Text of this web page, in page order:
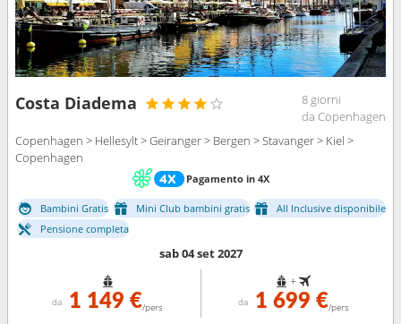
Costa Diadema
8 giorni
da Copenhagen
Copenhagen > Hellesylt > Geiranger > Bergen > Stavanger > Kiel >
Copenhagen
Pagamento in 4X
Bambini Gratis Mini Club bambini gratis
All Inclusive disponibile
Pensione completa
sab 04 set 2027
da 1 149 €/pers
+
da 1 699 €/pers